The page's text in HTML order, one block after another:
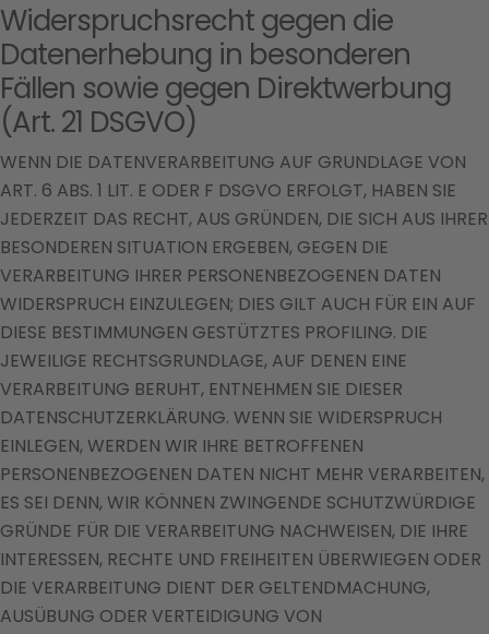
Widerspruchsrecht gegen die
Datenerhebung in besonderen
Fällen sowie gegen Direktwerbung
(Art. 21 DSGVO)
WENN DIE DATENVERARBEITUNG AUF GRUNDLAGE VON
ART. 6 ABS. 1 LIT. E ODER F DSGVO ERFOLGT, HABEN SIE
JEDERZEIT DAS RECHT, AUS GRÜNDEN, DIE SICH AUS IHRER
BESONDEREN SITUATION ERGEBEN, GEGEN DIE
VERARBEITUNG IHRER PERSONENBEZOGENEN DATEN
WIDERSPRUCH EINZULEGEN; DIES GILT AUCH FÜR EIN AUF
DIESE BESTIMMUNGEN GESTÜTZTES PROFILING. DIE
JEWEILIGE RECHTSGRUNDLAGE, AUF DENEN EINE
VERARBEITUNG BERUHT, ENTNEHMEN SIE DIESER
DATENSCHUTZERKLÄRUNG. WENN SIE WIDERSPRUCH
EINLEGEN, WERDEN WIR IHRE BETROFFENEN
PERSONENBEZOGENEN DATEN NICHT MEHR VERARBEITEN,
ES SEI DENN, WIR KÖNNEN ZWINGENDE SCHUTZWÜRDIGE
GRÜNDE FÜR DIE VERARBEITUNG NACHWEISEN, DIE IHRE
INTERESSEN, RECHTE UND FREIHEITEN ÜBERWIEGEN ODER
DIE VERARBEITUNG DIENT DER GELTENDMACHUNG,
AUSÜBUNG ODER VERTEIDIGUNG VON